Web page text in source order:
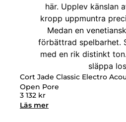
Cort Jade Classic Electro
Open Pore
3 132 kr
Läs mer